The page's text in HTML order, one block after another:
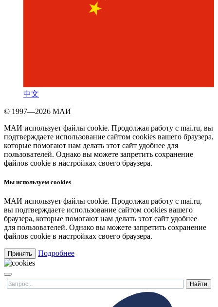
中文
© 1997—2026 МАИ
МАИ использует файлы cookie. Продолжая работу с mai.ru, вы
подтверждаете использование сайтом cookies вашего браузера,
которые помогают нам делать этот сайт удобнее для
пользователей. Однако вы можете запретить сохранение
файлов cookie в настройках своего браузера.
Мы используем cookies
МАИ использует файлы cookie. Продолжая работу с mai.ru,
вы подтверждаете использование сайтом cookies вашего
браузера, которые помогают нам делать этот сайт удобнее
для пользователей. Однако вы можете запретить сохранение
файлов cookie в настройках своего браузера.
Принять Подробнее